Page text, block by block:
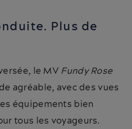
Plus de
le MV Fundy Rose
agréable, avec des vues
équipements bien
tous les voyageurs.